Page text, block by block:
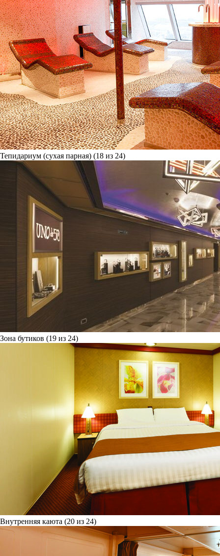
Тепидариум (сухая парная) (18 из 24)
Зона бутиков (19 из 24)
Внутренняя каюта (20 из 24)